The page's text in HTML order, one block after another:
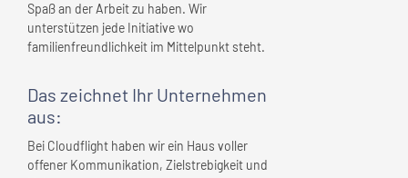
Spaß an der Arbeit zu haben. Wir
unterstützen jede Initiative wo
familienfreundlichkeit im Mittelpunkt steht.
Das zeichnet Ihr Unternehmen
aus:
Bei Cloudflight haben wir ein Haus voller
offener Kommunikation, Zielstrebigkeit und